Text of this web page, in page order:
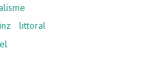
littoral